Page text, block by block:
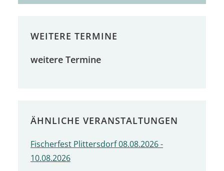
WEITERE TERMINE
weitere Termine
ÄHNLICHE VERANSTALTUNGEN
Fischerfest Plittersdorf 08.08.2026 -
10.08.2026